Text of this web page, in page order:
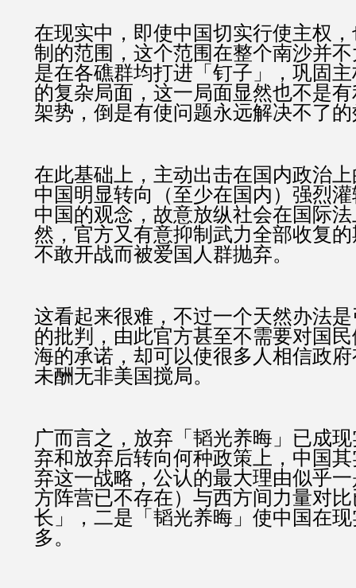
在现实中，即使中国切实行使主权
制的范围，这个范围在整个南沙并
是在各礁群均打进「钉子」，巩固
的复杂局面，这一局面显然也不是
架势，倒是有使问题永远解决不了
在此基础上，主动出击在国内政治
中国明显转向（至少在国内）强烈
中国的观念，故意放纵社会在国际
然，官方又有意抑制武力全部收复
不敢开战而被爱国人群抛弃。
这看起来很难，不过一个天然办法
的批判，由此官方甚至不需要对国
海的承诺，却可以使很多人相信政
未酬无非美国搅局。
广而言之，放弃「韬光养晦」已成
弃和放弃后转向何种政策上，中国
弃这一战略，公认的最大理由似乎
方阵营已不存在）与西方间力量对
长」，二是「韬光养晦」使中国在
多。